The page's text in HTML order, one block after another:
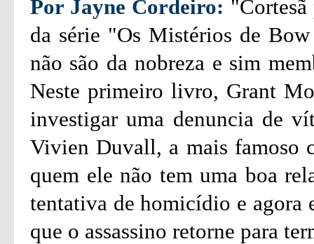
Por Jayne Cordeiro:
da série "Os Mistérios de
não são da nobreza e sim
Neste primeiro livro, Grant
investigar uma denuncia de
Vivien Duvall, a mais famoso
quem ele não tem uma boa
tentativa de homicídio e agora
que o assassino retorne para